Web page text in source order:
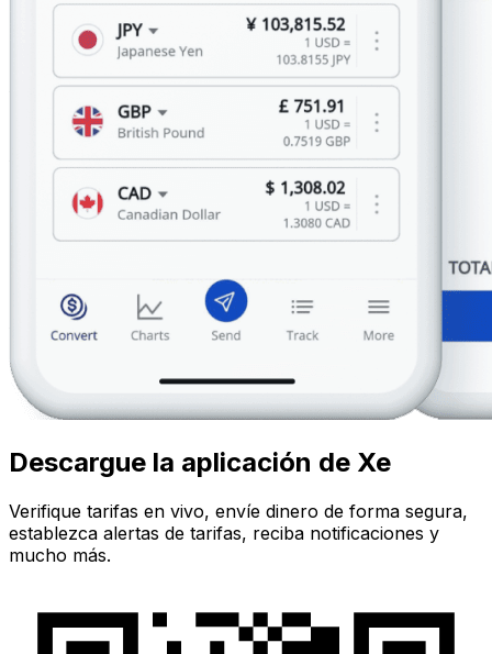
Descargue la aplicación de Xe
Verifique tarifas en vivo, envíe dinero de forma segura,
establezca alertas de tarifas, reciba notificaciones y
mucho más.